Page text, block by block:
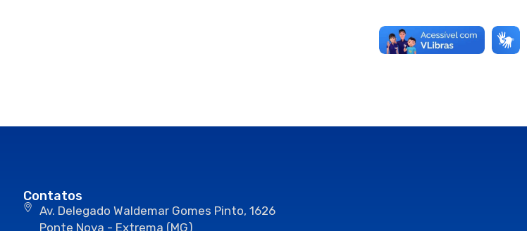
Contatos
Av. Delegado Waldemar Gomes Pinto, 1626
Ponte Nova - Extrema (MG)